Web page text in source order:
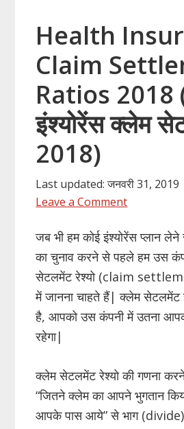
Health
Claim
Ratios 2018
इंश्योरेंस क्लेम
2018)
Last updated: जनवरी 31,
Leave a Comment
जब भी हम कोई इंश्योरेंस प्लान लेने
का चुनाव करने से पहले हम उस
सेटलमेंट रेश्यो (claim
में जानना चाहते हैं| क्लेम सेटलमेंट
है, आपको उस कंपनी में उतना
रहेगा|
क्लेम सेटलमेंट रेश्यो की गणना
“जितने क्लेम का आपने भुगतान
आपके पास आये” से भाग